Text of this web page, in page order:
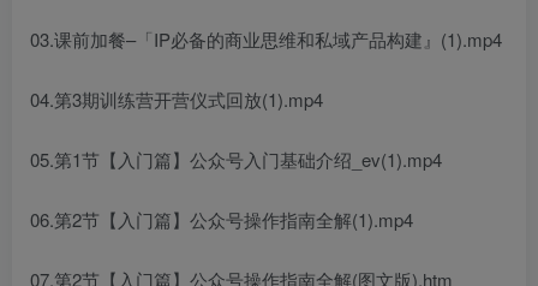
03.课前加餐–「IP必备的商业思维和私域产品构建』(1).mp4
04.第3期训练营开营仪式回放(1).mp4
05.第1节【入门篇】公众号入门基础介绍_ev(1).mp4
06.第2节【入门篇】公众号操作指南全解(1).mp4
07.第2节【入门篇】公众号操作指南全解(图文版),htm